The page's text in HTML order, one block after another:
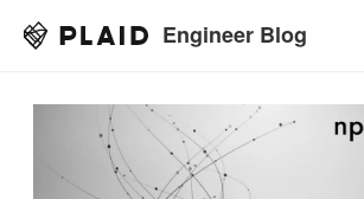
Engineer Blog